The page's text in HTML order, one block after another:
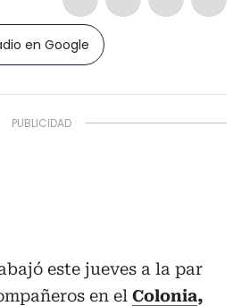
en Google
este jueves a la par
en el Colonia,